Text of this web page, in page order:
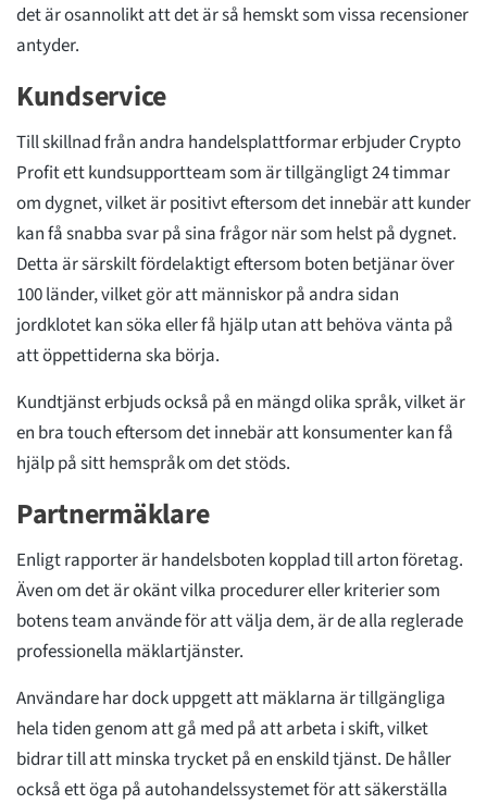
det är osannolikt att det är så hemskt som vissa recensioner
antyder.
Kundservice
Till skillnad från andra handelsplattformar erbjuder Crypto
Profit ett kundsupportteam som är tillgängligt 24 timmar
om dygnet, vilket är positivt eftersom det innebär att kunder
kan få snabba svar på sina frågor när som helst på dygnet.
Detta är särskilt fördelaktigt eftersom boten betjänar över
100 länder, vilket gör att människor på andra sidan
jordklotet kan söka eller få hjälp utan att behöva vänta på
att öppettiderna ska börja.
Kundtjänst erbjuds också på en mängd olika språk, vilket är
en bra touch eftersom det innebär att konsumenter kan få
hjälp på sitt hemspråk om det stöds.
Partnermäklare
Enligt rapporter är handelsboten kopplad till arton företag.
Även om det är okänt vilka procedurer eller kriterier som
botens team använde för att välja dem, är de alla reglerade
professionella mäklartjänster.
Användare har dock uppgett att mäklarna är tillgängliga
hela tiden genom att gå med på att arbeta i skift, vilket
bidrar till att minska trycket på en enskild tjänst. De håller
också ett öga på autohandelssystemet för att säkerställa